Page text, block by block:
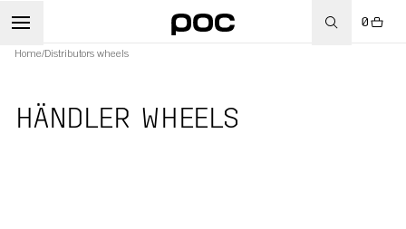
0
Home/Distributors wheels
HÄNDLER WHEELS